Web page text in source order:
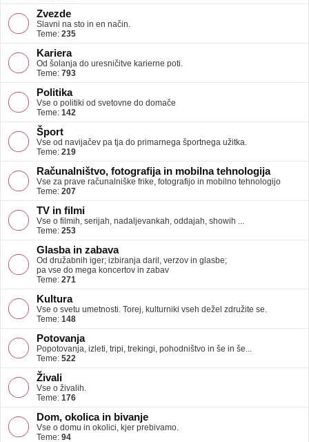
Zvezde
Slavni na sto in en način.
Teme: 235
Kariera
Od šolanja do uresničitve karierne poti.
Teme: 793
Politika
Vse o politiki od svetovne do domače
Teme: 142
Šport
Vse od navijačev pa tja do primarnega športnega užitka.
Teme: 219
Računalništvo, fotografija in mobilna tehnologija
Vse za prave računalniške frike, fotografijo in mobilno tehnologijo
Teme: 207
TV in filmi
Vse o filmih, serijah, nadaljevankah, oddajah, showih ...
Teme: 253
Glasba in zabava
Od družabnih iger; izbiranja daril, verzov in glasbe;
pa vse do mega koncertov in zabav
Teme: 271
Kultura
Vse o svetu umetnosti. Torej, kulturniki vseh dežel združite se.
Teme: 148
Potovanja
Popotovanja, izleti, tripi, trekingi, pohodništvo in še in še...
Teme: 522
Živali
Vse o živalih.
Teme: 176
Dom, okolica in bivanje
Vse o domu in okolici, kjer prebivamo.
Teme: 94